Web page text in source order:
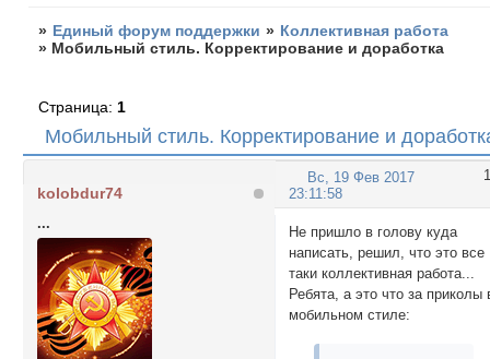
» Единый форум поддержки » Коллективная работа
» Мобильный стиль. Корректирование и доработка
Мобильный стиль. Корректирование и
Страница: 1
1
Вс, 19 Фев 2017
23:11:58
kolobdur74
...
Не пришло в голову куда
написать, решил, что это все
таки коллективная работа...
Ребята, а это что за приколы
мобильном стиле: